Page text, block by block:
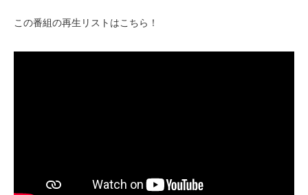
この番組の再生リストはこちら！